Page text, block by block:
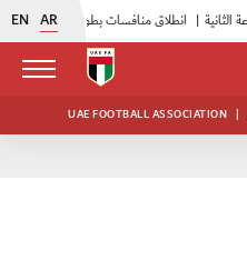
EN AR |
UAE FOOTBALL ASSOCIATION |